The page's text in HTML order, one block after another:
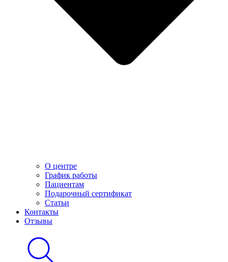
О центре
График работы
Пациентам
Подарочный сертификат
Статьи
Контакты
Отзывы